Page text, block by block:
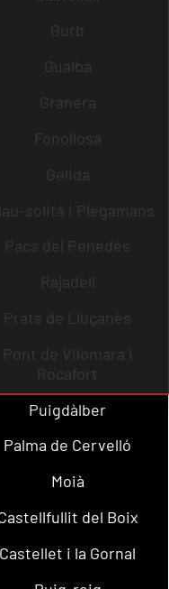
Gurb
Gualba
Granera
Fonollosa
Gelida
solità i Plegamans
Pacs del Penedès
Rajadell
Prats de Lluçanès
Pont de Vilomara i
Rocafort
Puigdàlber
Palma de Cervelló
Moià
del Boix
Castellet i la Gornal